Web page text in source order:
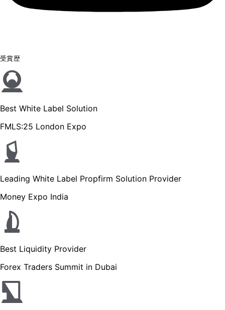
受賞歴
Best White Label Solution
FMLS:25 London Expo
Leading White Label Propfirm Solution Provider
Money Expo India
Best Liquidity Provider
Forex Traders Summit in Dubai